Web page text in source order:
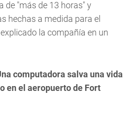
de "más de 13 horas" y
hechas a medida para el
la compañía en un
computadora salva una vida
en el aeropuerto de Fort